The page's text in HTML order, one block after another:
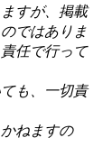
すが、掲載
ではありま
任で行って
も、一切責
ねますの